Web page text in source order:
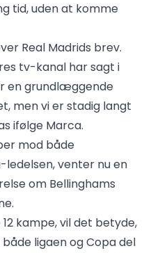
tid, uden at komme
Real Madrids brev.
tv-kanal har sagt i
en grundlæggende
men vi er stadig langt
ifølge Marca.
mod både
ledelsen, venter nu en
om Bellinghams
kampe, vil det betyde,
ligaen og Copa del